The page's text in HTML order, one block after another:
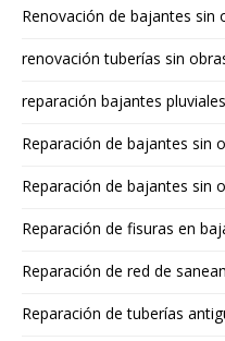
Renovación de bajantes sin
renovación tuberías sin
reparación bajantes
Reparación de bajantes sin
Reparación de bajantes sin
Reparación de fisuras en
Reparación de red de
Reparación de tuberías